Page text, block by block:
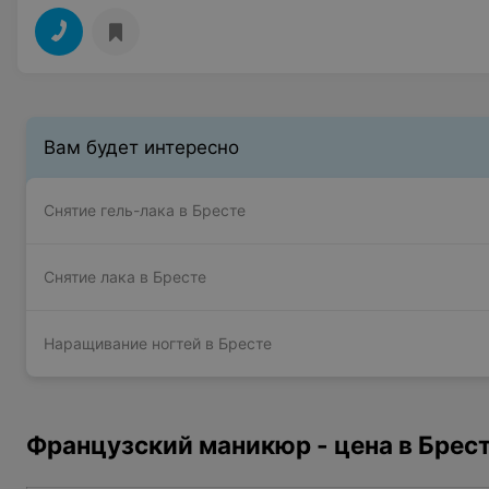
Вам будет интересно
Снятие гель-лака в Бресте
Снятие лака в Бресте
Наращивание ногтей в Бресте
Французский маникюр - цена в